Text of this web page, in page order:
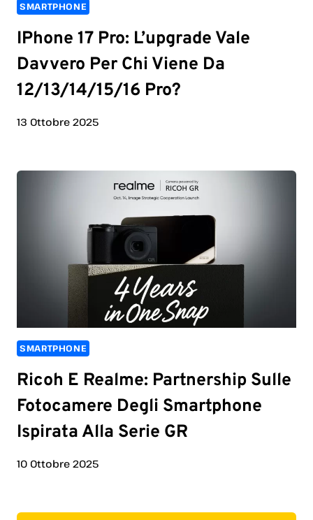
SMARTPHONE
IPhone 17 Pro: L’upgrade Vale
Davvero Per Chi Viene Da
12/13/14/15/16 Pro?
13 Ottobre 2025
SMARTPHONE
Ricoh E Realme: Partnership Sulle
Fotocamere Degli Smartphone
Ispirata Alla Serie GR
10 Ottobre 2025